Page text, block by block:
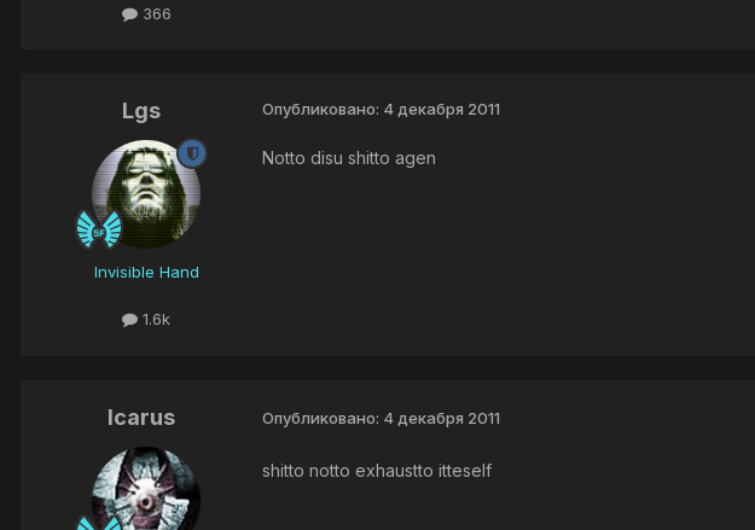
366
Lgs
Invisible Hand
1.6k
Опубликовано: 4 декабря 2011
Notto disu shitto agen
Icarus Опубликовано: 4 декабря 2011
shitto notto exhaustto itteself